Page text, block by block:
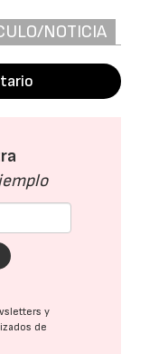
NOTICIA
y
de